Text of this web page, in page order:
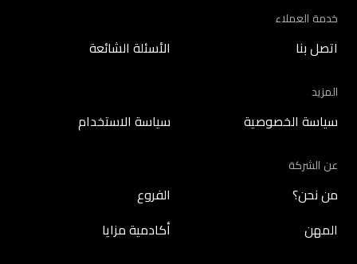
خدمة العملاء
اتصل بنا الأسئلة الشائعة
المزيد
سياسة الخصوصية سياسة الاستخدام
عن الشركة
من نحن؟ الفروع
المهن أكادمية مزايا